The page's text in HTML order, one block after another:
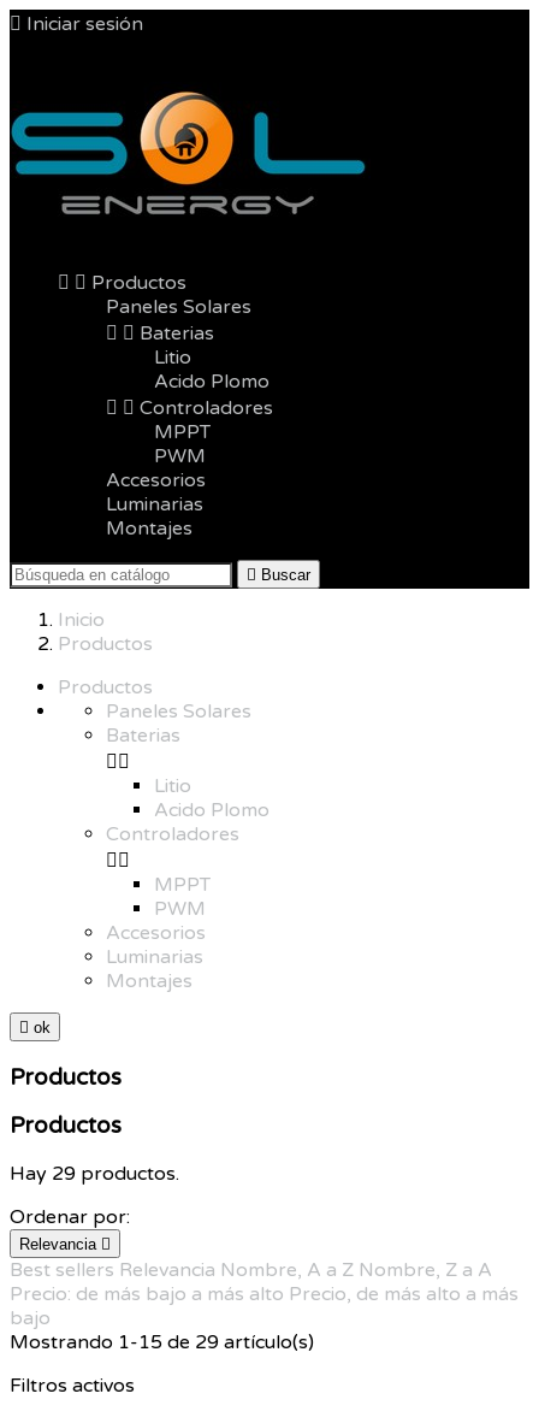
 Iniciar sesión
  Productos
Paneles Solares
  Baterias
Litio
Acido Plomo
  Controladores
MPPT
PWM
Accesorios
Luminarias
Montajes
 Buscar
Inicio
Productos
Productos
Paneles Solares
Baterias

Litio
Acido Plomo
Controladores

MPPT
PWM
Accesorios
Luminarias
Montajes
 ok
Productos
Productos
Hay 29 productos.
Ordenar por:
Relevancia 
Best sellers Relevancia Nombre, A a Z Nombre, Z a A
Precio: de más bajo a más alto Precio, de más alto a más
bajo
Mostrando 1-15 de 29 artículo(s)
Filtros activos